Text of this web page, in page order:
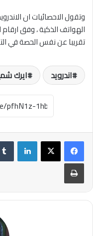
تقريبا عن نفس الحصة في
اندرويد ايرك
طباعة